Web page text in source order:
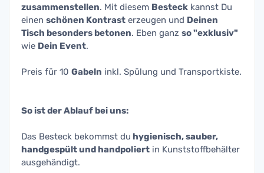
zusammenstellen. Mit diesem Besteck kannst Du
einen schönen Kontrast erzeugen und Deinen
Tisch besonders betonen. Eben ganz so "exklusiv"
wie Dein Event.
Preis für 10 Gabeln inkl. Spülung und Transportkiste.
So ist der Ablauf bei uns:
Das Besteck bekommst du hygienisch, sauber,
handgespült und handpoliert in Kunststoffbehälter
ausgehändigt.